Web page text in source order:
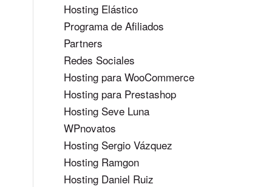
Hosting Elástico
Programa de Afiliados
Partners
Redes Sociales
Hosting para WooCommerce
Hosting para Prestashop
Hosting Seve Luna
WPnovatos
Hosting Sergio Vázquez
Hosting Ramgon
Hosting Daniel Ruiz